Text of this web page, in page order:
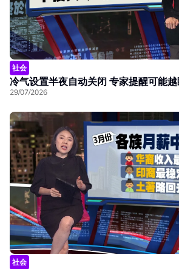
社会
冷气设置半夜自动关闭 专家提醒可能
29/07/2026
社会